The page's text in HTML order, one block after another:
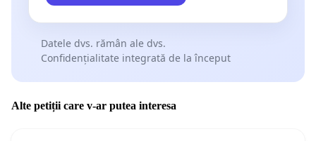
Datele dvs. rămân ale dvs.
Confidențialitate integrată de la început
Alte petiții care v-ar putea interesa